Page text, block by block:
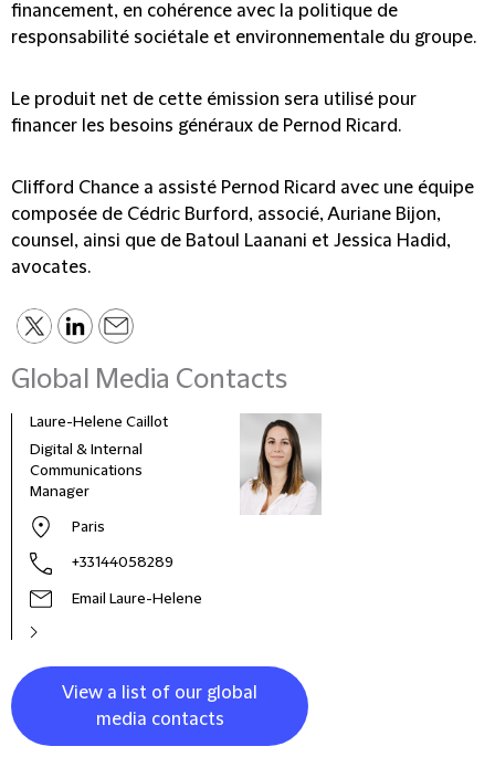
financement, en cohérence avec la politique de
responsabilité sociétale et environnementale du groupe.
Le produit net de cette émission sera utilisé pour
financer les besoins généraux de Pernod Ricard.
Clifford Chance a assisté Pernod Ricard avec une équipe
composée de Cédric Burford, associé, Auriane Bijon,
counsel, ainsi que de Batoul Laanani et Jessica Hadid,
avocates.
Global Media Contacts
Laure-Helene Caillot
Digital & Internal
Communications
Manager
Paris
+33144058289
Email Laure-Helene
View a list of our global
media contacts